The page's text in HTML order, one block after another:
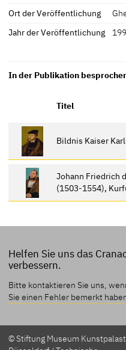
Ort der Veröffentlichung
Jahr der Veröffentlichung
In der Publikation
Titel
Bildnis Kaiser
Johann Friedrich
(1503-1554),
Helfen Sie uns das
verbessern.
Bitte kontaktieren Sie uns,
Sie einen Fehler bemerkt
© Stiftung Museum Kunstpalast,